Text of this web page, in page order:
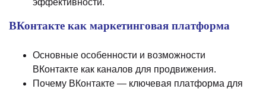
эффективности.
ВКонтакте как маркетинговая платформа
Основные особенности и возможности
ВКонтакте как каналов для продвижения.
Почему ВКонтакте — ключевая платформа для